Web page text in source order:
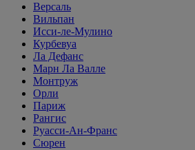
Версаль
Вильпан
Исси-ле-Мулино
Курбевуа
Ла Дефанс
Марн Ла Валле
Монтруж
Орли
Париж
Рангис
Руасси-Ан-Франс
Сюрен